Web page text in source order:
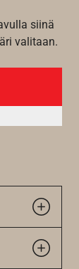
siinä
valitaan.